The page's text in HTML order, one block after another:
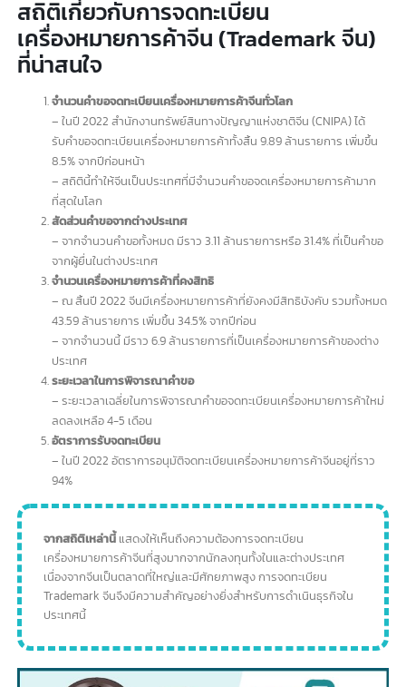
สถิติเกี่ยวกับการจดทะเบียน
เครื่องหมายการค้าจีน (Trademark จีน)
ที่น่าสนใจ
จำนวนคำขอจดทะเบียนเครื่องหมายการค้าจีนทั่วโลก
– ในปี 2022 สำนักงานทรัพย์สินทางปัญญาแห่งชาติจีน (CNIPA) ได้
รับคำขอจดทะเบียนเครื่องหมายการค้าทั้งสิ้น 9.89 ล้านรายการ เพิ่มขึ้น
8.5% จากปีก่อนหน้า
– สถิตินี้ทำให้จีนเป็นประเทศที่มีจำนวนคำขอจดเครื่องหมายการค้ามาก
ที่สุดในโลก
สัดส่วนคำขอจากต่างประเทศ
– จากจำนวนคำขอทั้งหมด มีราว 3.11 ล้านรายการหรือ 31.4% ที่เป็นคำขอ
จากผู้ยื่นในต่างประเทศ
จำนวนเครื่องหมายการค้าที่คงสิทธิ
– ณ สิ้นปี 2022 จีนมีเครื่องหมายการค้าที่ยังคงมีสิทธิบังคับ รวมทั้งหม
43.59 ล้านรายการ เพิ่มขึ้น 34.5% จากปีก่อน
– จากจำนวนนี้ มีราว 6.9 ล้านรายการที่เป็นเครื่องหมายการค้าของต่าง
ประเทศ
ระยะเวลาในการพิจารณาคำขอ
– ระยะเวลาเฉลี่ยในการพิจารณาคำขอจดทะเบียนเครื่องหมายการค้าใหม่
ลดลงเหลือ 4-5 เดือน
อัตราการรับจดทะเบียน